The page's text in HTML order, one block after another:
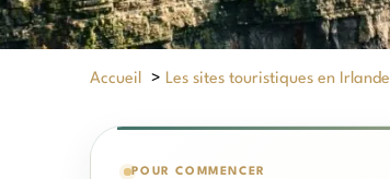
Accueil > Les sites touristiques en Irlande
POUR COMMENCER